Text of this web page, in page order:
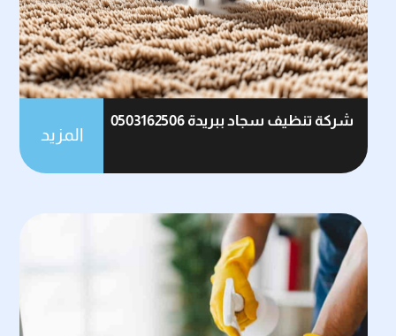
شركة تنظيف سجاد ببريدة 0503162506
المزيد